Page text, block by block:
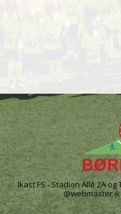
Ikast FS - Stadion Allé 2A
@webmaster